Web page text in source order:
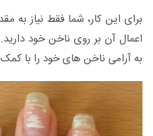
برای این کار، شما فقط نیاز به
اعمال آن بر روی ناخن خود
به آرامی ناخن های خود را با